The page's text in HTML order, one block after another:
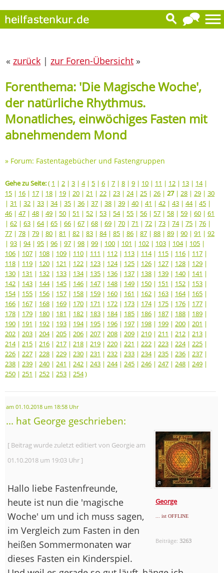
« zurück | zur Foren-Übersicht »
Forenthema: 'Die Magische Woche',
der natürliche Rhythmus.
Monatliches, einwöchiges Fasten mit
abnehmendem Mond
» Forum: Fastentagebücher und Fastengruppen
Gehe zu Seite:( 1 | 2 | 3 | 4| 5 | 6 | 7 | 8 | 9 | 10 | 11 | 12 | 13 | 14|
15 | 16 | 17 | 18 | 19 | 20 | 21 | 22 | 23 | 24| 25 | 26 | 27| 28 | 29 | 30
| 31 | 32 | 33 | 34| 35 | 36 | 37 | 38 | 39 | 40 | 41 | 42 | 43 | 44| 45 |
46 | 47 | 48 | 49 | 50 | 51 | 52 | 53 | 54| 55 | 56 | 57 | 58 | 59 | 60 | 61
| 62 | 63 | 64| 65 | 66 | 67 | 68 | 69 | 70 | 71 | 72 | 73 | 74| 75 | 76 |
77 | 78 | 79 | 80 | 81 | 82 | 83 | 84| 85 | 86 | 87 | 88 | 89 | 90 | 91 | 92
| 93 | 94| 95 | 96 | 97 | 98 | 99 | 100 | 101 | 102 | 103 | 104| 105 |
106 | 107 | 108 | 109 | 110 | 111 | 112 | 113 | 114| 115 | 116 | 117 |
118 | 119 | 120 | 121 | 122 | 123 | 124| 125 | 126 | 127 | 128 | 129 |
130 | 131 | 132 | 133 | 134| 135 | 136 | 137 | 138 | 139 | 140 | 141 |
142 | 143 | 144| 145 | 146 | 147 | 148 | 149 | 150 | 151 | 152 | 153 |
154| 155 | 156 | 157 | 158 | 159 | 160 | 161 | 162 | 163 | 164| 165 |
166 | 167 | 168 | 169 | 170 | 171 | 172 | 173 | 174| 175 | 176 | 177 |
178 | 179 | 180 | 181 | 182 | 183 | 184| 185 | 186 | 187 | 188 | 189 |
190 | 191 | 192 | 193 | 194| 195 | 196 | 197 | 198 | 199 | 200 | 201 |
202 | 203 | 204| 205 | 206 | 207 | 208 | 209 | 210 | 211 | 212 | 213 |
214| 215 | 216 | 217 | 218 | 219 | 220 | 221 | 222 | 223 | 224| 225 |
226 | 227 | 228 | 229 | 230 | 231 | 232 | 233 | 234| 235 | 236 | 237 |
238 | 239 | 240 | 241 | 242 | 243 | 244| 245 | 246 | 247 | 248 | 249 |
250 | 251 | 252 | 253 | 254)
am 01.10.2018 um 18:58 Uhr
... hat George geschrieben:
George
... ist OFFLINE
Beiträge:3263
[ Beitrag wurde zuletzt editiert von Georgie am
01.10.2018 um 19:03 Uhr ]
Hallo liebe Fastenfreunde,
heute ist nun die 'magische
Woche' um und ich muss sagen,
im Vergleich zum Fasten in den
heißen Sommermonaten war
dieses Fasten ein Kinderspiel.